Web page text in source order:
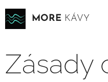
MORE KÁVY
Zásady